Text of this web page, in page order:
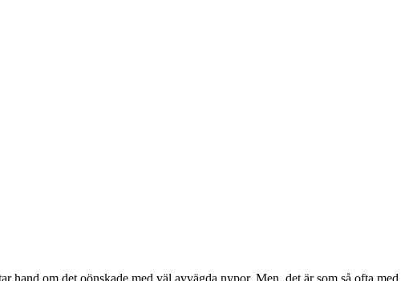
om det oönskade med väl avvägda nypor. Men, det är som så ofta med